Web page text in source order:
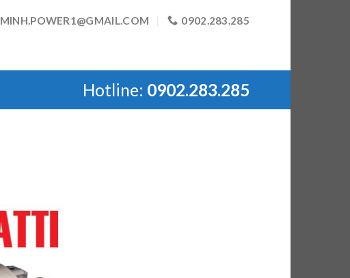
MINH.POWER1@GMAIL.COM 0902.283.285
Hotline: 0902.283.285